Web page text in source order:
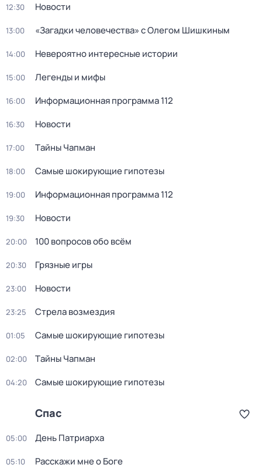
12:30 Новости
13:00 «Загадки человечества» с Олегом Шишкиным
14:00 Невероятно интересные истории
15:00 Легенды и мифы
16:00 Информационная программа 112
16:30 Новости
17:00 Тaйны Чапман
18:00 Самые шoкиpующие гипотезы
19:00 Информационная программа 112
19:30 Новости
20:00 100 вопросов обо всём
20:30 Грязные игры
23:00 Новости
23:25 Стрела возмездия
01:05 Самые шoкиpующие гипотезы
02:00 Тaйны Чапман
04:20 Самые шoкиpующие гипотезы
Спас
05:00 День Патриарха
05:10 Расскажи мне о Боге